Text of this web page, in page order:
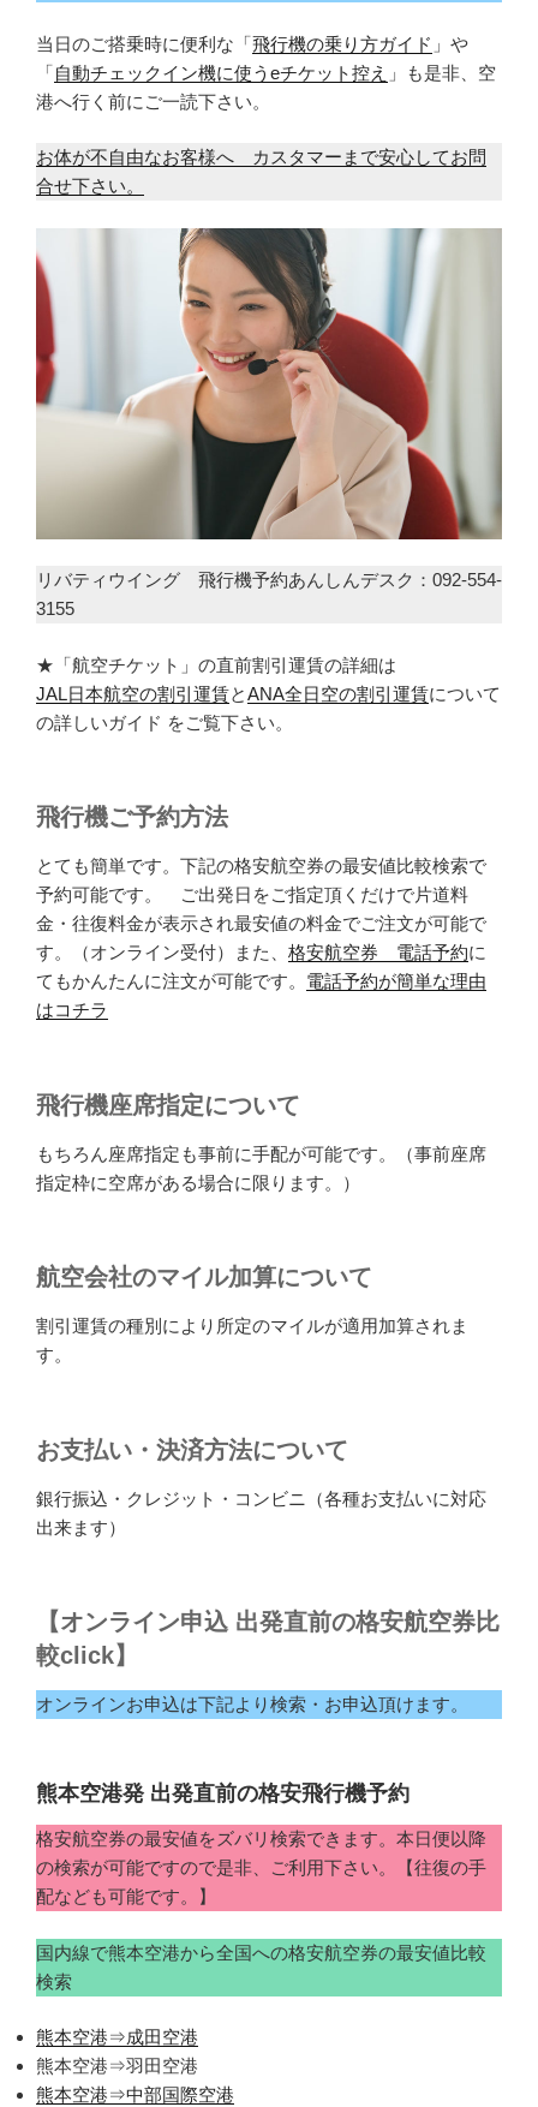
当日のご搭乗時に便利な「飛行機の乗り方ガイド 」や
「自動チェックイン機に使うeチケット控え 」も是非、空
港へ行く前にご一読下さい。
お体が不自由なお客様へ カスタマーまで安心してお問
合せ下さい。
リバティウイング 飛行機予約あんしんデスク：092-554-
3155
★「航空チケット」の直前割引運賃の詳細は
JAL日本航空の割引運賃とANA全日空の割引運賃について
の詳しいガイド をご覧下さい。
飛行機ご予約方法
とても簡単です。下記の格安航空券の最安値比較検索で
予約可能です。 ご出発日をご指定頂くだけで片道料
金・往復料金が表示され最安値の料金でご注文が可能で
す。（オンライン受付）また、 格安航空券 電話予約に
てもかんたんに注文が可能です。 電話予約が簡単な理由
はコチラ
飛行機座席指定について
もちろん座席指定も事前に手配が可能です。（事前座席
指定枠に空席がある場合に限ります。）
航空会社のマイル加算について
割引運賃の種別により所定のマイルが適用加算されま
す。
お支払い・決済方法について
銀行振込・クレジット・コンビニ（各種お支払いに対応
出来ます）
【オンライン申込 出発直前の格安航空券比
較click】
オンラインお申込は下記より検索・お申込頂けます。
熊本空港発 出発直前の格安飛行機予約
格安航空券の最安値をズバリ検索できます。本日便以降
の検索が可能ですので是非、ご利用下さい。【往復の手
配なども可能です。】
国内線で熊本空港から全国への格安航空券の最安値比較
検索
熊本空港⇒成田空港
熊本空港⇒羽田空港
熊本空港⇒中部国際空港